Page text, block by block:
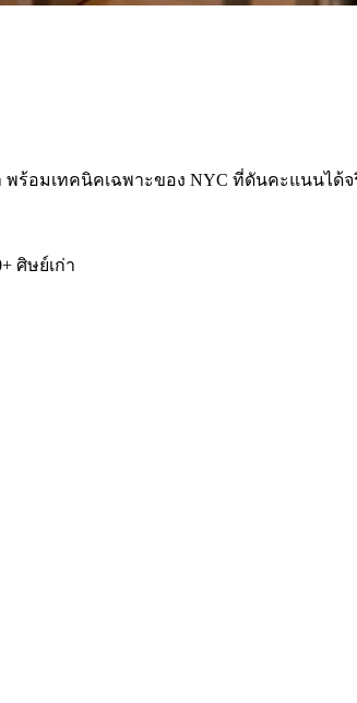
อมเทคนิคเฉพาะของ NYC ที่ดันคะแนนได้จ
ศิษย์เก่า